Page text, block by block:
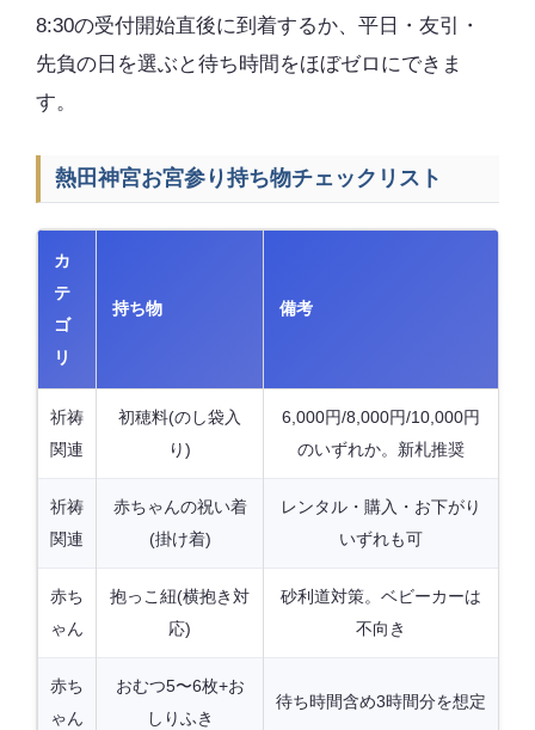
8:30の受付開始直後に到着するか、平日・友引・
先負の日を選ぶと待ち時間をほぼゼロにできま
す。
熱田神宮お宮参り持ち物チェックリスト
カ
テ
ゴ
リ
持ち物 備考
祈祷
関連
初穂料(のし袋入
り)
6,000円/8,000円/10,000円
のいずれか。新札推奨
祈祷
関連
赤ちゃんの祝い着
(掛け着)
レンタル・購入・お下がり
いずれも可
赤ち
ゃん
抱っこ紐(横抱き対
応)
砂利道対策。ベビーカーは
不向き
赤ち
ゃん
おむつ5〜6枚+お
しりふき
待ち時間含め3時間分を想定